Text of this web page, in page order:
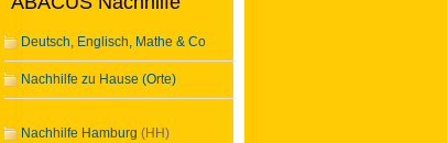
Deutsch, Englisch, Mathe & Co
Nachhilfe zu Hause (Orte)
Nachhilfe Hamburg (HH)